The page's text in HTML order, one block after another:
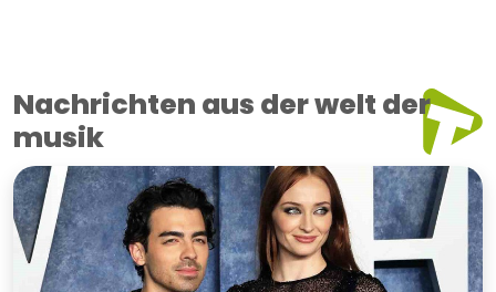
Nachrichten aus der welt der
musik